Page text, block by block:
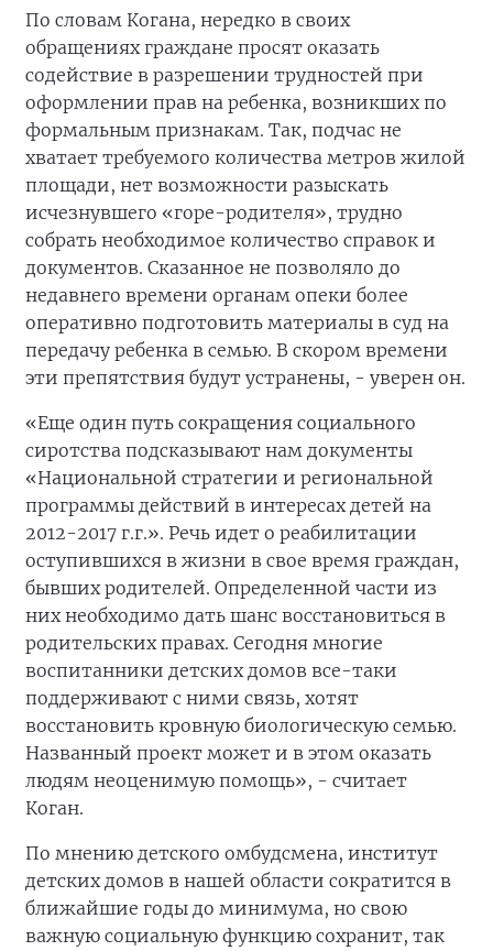
По словам Когана, нередко в своих
обращениях граждане просят оказать
содействие в разрешении трудностей при
оформлении прав на ребенка, возникших по
формальным признакам. Так, подчас не
хватает требуемого количества метров жилой
площади, нет возможности разыскать
исчезнувшего «горе-родителя», трудно
собрать необходимое количество справок и
документов. Сказанное не позволяло до
недавнего времени органам опеки более
оперативно подготовить материалы в суд на
передачу ребенка в семью. В скором времени
эти препятствия будут устранены, - уверен он.
«Еще один путь сокращения социального
сиротства подсказывают нам документы
«Национальной стратегии и региональной
программы действий в интересах детей на
2012-2017 г.г.». Речь идет о реабилитации
оступившихся в жизни в свое время граждан,
бывших родителей. Определенной части из
них необходимо дать шанс восстановиться в
родительских правах. Сегодня многие
воспитанники детских домов все-таки
поддерживают с ними связь, хотят
восстановить кровную биологическую семью.
Названный проект может и в этом оказать
людям неоценимую помощь», - считает
Коган.
По мнению детского омбудсмена, институт
детских домов в нашей области сократится в
ближайшие годы до минимума, но свою
важную социальную функцию сохранит, так